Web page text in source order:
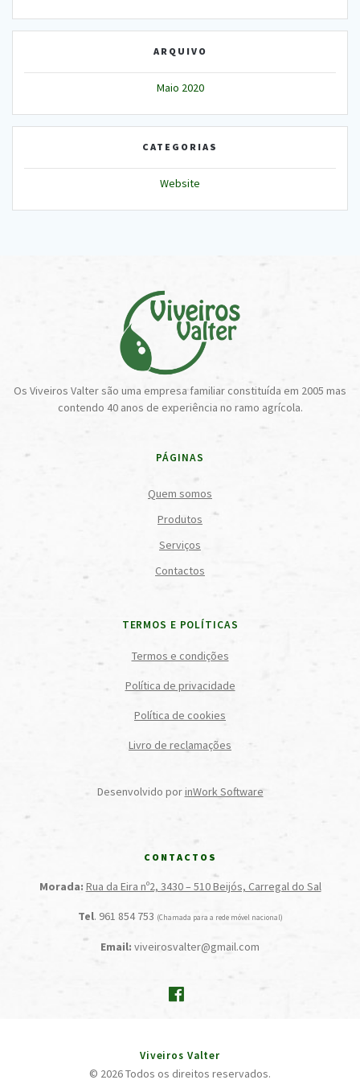
ARQUIVO
Maio 2020
CATEGORIAS
Website
Os Viveiros Valter são uma empresa familiar constituída em 2005 mas
contendo 40 anos de experiência no ramo agrícola.
PÁGINAS
Quem somos
Produtos
Serviços
Contactos
TERMOS E POLÍTICAS
Termos e condições
Política de privacidade
Política de cookies
Livro de reclamações
Desenvolvido porinWork Software
CONTACTOS
Morada: Rua da Eira nº2, 3430 – 510 Beijós, Carregal do Sal
Tel. 961 854 753 (Chamada para a rede móvel nacional)
Email: viveirosvalter@gmail.com
Viveiros Valter
© 2026 Todos os direitos reservados.